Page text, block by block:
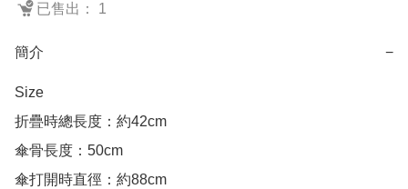
已售出： 1
簡介 −
Size
折疊時總長度：約42cm
傘骨長度：50cm
傘打開時直徑：約88cm